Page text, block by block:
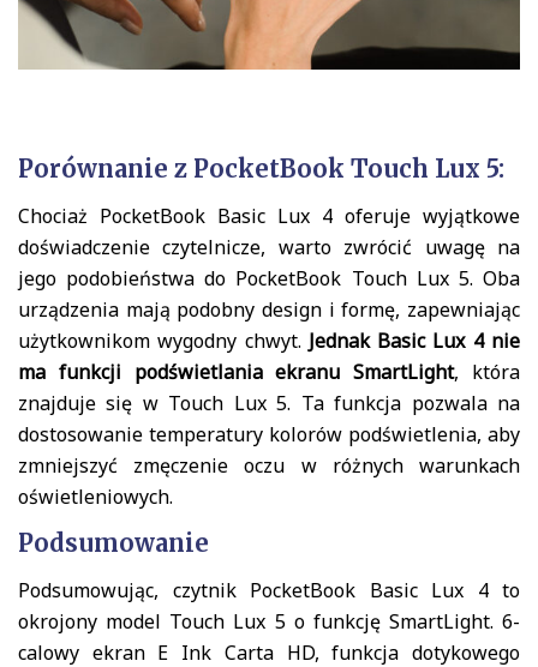
Porównanie z PocketBook Touch Lux 5:
Chociaż PocketBook Basic Lux 4 oferuje wyjątkowe
doświadczenie czytelnicze, warto zwrócić uwagę na
jego podobieństwa do PocketBook Touch Lux 5. Oba
urządzenia mają podobny design i formę, zapewniając
użytkownikom wygodny chwyt. Jednak Basic Lux 4 nie
ma funkcji podświetlania ekranu SmartLight, która
znajduje się w Touch Lux 5. Ta funkcja pozwala na
dostosowanie temperatury kolorów podświetlenia, aby
zmniejszyć zmęczenie oczu w różnych warunkach
oświetleniowych.
Podsumowanie
Podsumowując, czytnik PocketBook Basic Lux 4 to
okrojony model Touch Lux 5 o funkcję SmartLight. 6-
calowy ekran E Ink Carta HD, funkcja dotykowego